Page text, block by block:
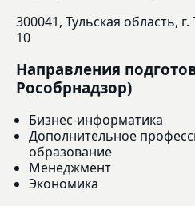
300041, Тульская область,
10
Направления
Рособрнадзор)
Бизнес-информатика
Дополнительное
образование
Менеджмент
Экономика